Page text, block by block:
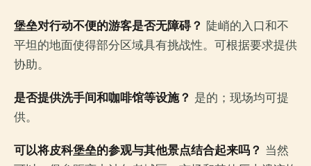
堡垒对行动不便的游客是否无障碍？ 陡峭的入口和不
平坦的地面使得部分区域具有挑战性。可根据要求提供
协助。
是否提供洗手间和咖啡馆等设施？ 是的；现场均可提
供。
可以将皮科堡垒的参观与其他景点结合起来吗？ 当然